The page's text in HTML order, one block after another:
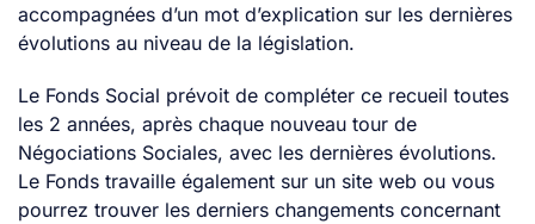
accompagnées d’un mot d’explication sur les dernières
évolutions au niveau de la législation.
Le Fonds Social prévoit de compléter ce recueil toutes
les 2 années, après chaque nouveau tour de
Négociations Sociales, avec les dernières évolutions.
Le Fonds travaille également sur un site web ou vous
pourrez trouver les derniers changements concernant